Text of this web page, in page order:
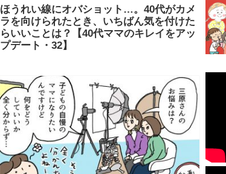
ほうれい線にオバショット…。40代がカメ
ラを向けられたとき、いちばん気を付けた
らいいことは？【40代ママのキレイをアッ
プデート・32】